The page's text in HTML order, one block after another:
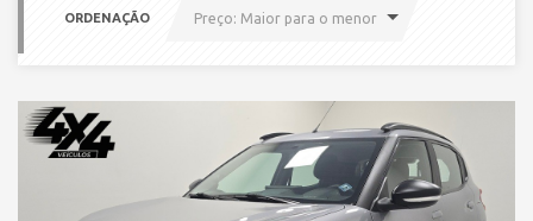
ORDENAÇÃO Preço: Maior para o menor